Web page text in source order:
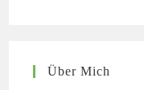
Über Mich